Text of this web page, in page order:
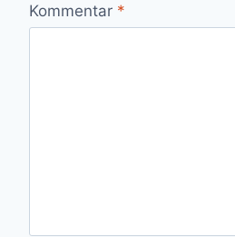
Kommentar *